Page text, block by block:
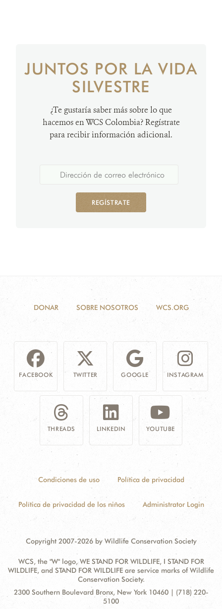
JUNTOS POR LA VIDA
SILVESTRE
¿Te gustaría saber más sobre lo que
hacemos en WCS Colombia? Regístrate
para recibir información adicional.
REGÍSTRATE
DONAR SOBRE NOSOTROS WCS.ORG
FACEBOOK TWITTER GOOGLE INSTAGRAM
THREADS LINKEDIN YOUTUBE
Condiciones de uso Política de privacidad
Política de privacidad de los niños Administrator Login
Copyright 2007-2026 by Wildlife Conservation Society
WCS, the "W" logo, WE STAND FOR WILDLIFE, I STAND FOR
WILDLIFE, and STAND FOR WILDLIFE are service marks of Wildlife
Conservation Society.
Contact
Address:
2300 Southern Boulevard Bronx, New York 10460 | (718) 220-
5100